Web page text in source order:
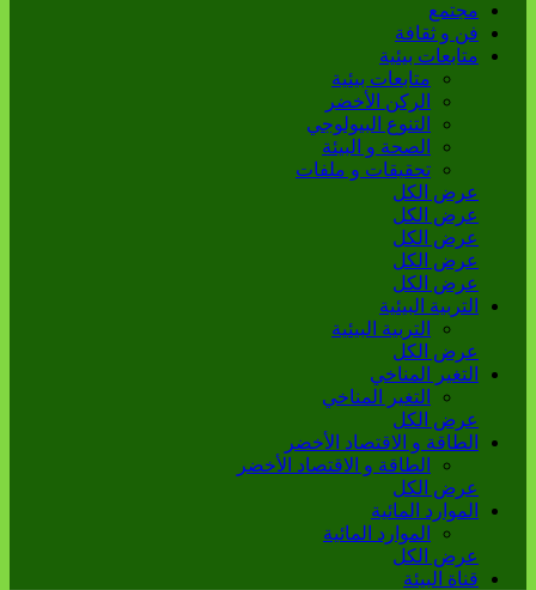
مجتمع
فن و ثقافة
متابعات بيئية
متابعات بيئية
الركن الأخضر
التنوع البيولوجي
الصحة و البيئة
تحقيقات و ملفات
عرض الكل
عرض الكل
عرض الكل
عرض الكل
عرض الكل
التربية البيئية
التربية البيئية
عرض الكل
التغير المناخي
التغير المناخي
عرض الكل
الطاقة و الاقتصاد الأخضر
الطاقة و الاقتصاد الأخضر
عرض الكل
الموارد المائية
الموارد المائية
عرض الكل
قناة البيئة